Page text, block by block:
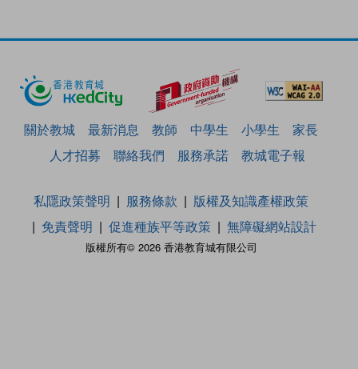
關於教城 最新消息 教師 中學生 小學生
家長
人才招募
聯絡我們 服務承諾 教城電子報
版權所有© 2026 香港教育城有限公司
私隱政策聲明 服務條款
版權及知識產權政策
免責聲明
促進種族平等政策 無障礙網站設計